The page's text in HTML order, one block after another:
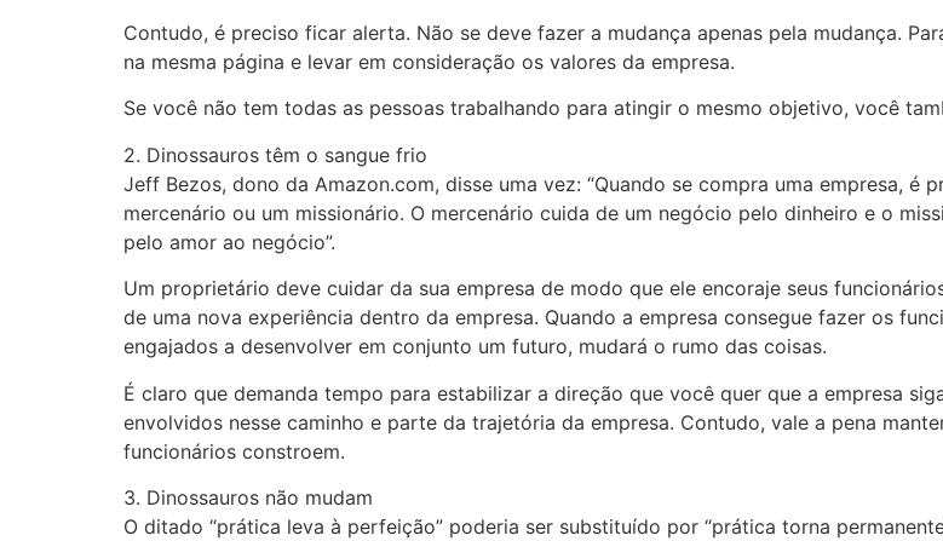
Contudo, é preciso ficar alerta. Não se deve fazer a mudança apenas pela mudança.
na mesma página e levar em consideração os valores da empresa.
Se você não tem todas as pessoas trabalhando para atingir o mesmo objetivo, você
2. Dinossauros têm o sangue frio
Jeff Bezos, dono da Amazon.com, disse uma vez: “Quando se compra uma empresa, é
mercenário ou um missionário. O mercenário cuida de um negócio pelo dinheiro e o
pelo amor ao negócio”.
Um proprietário deve cuidar da sua empresa de modo que ele encoraje seus
de uma nova experiência dentro da empresa. Quando a empresa consegue fazer os
engajados a desenvolver em conjunto um futuro, mudará o rumo das coisas.
É claro que demanda tempo para estabilizar a direção que você quer que a empresa
envolvidos nesse caminho e parte da trajetória da empresa. Contudo, vale a pena
funcionários constroem.
3. Dinossauros não mudam
O ditado “prática leva à perfeição” poderia ser substituído por “prática torna